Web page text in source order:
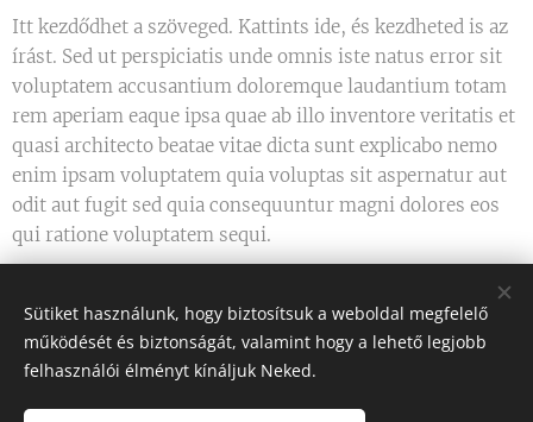
Itt kezdődhet a szöveged. Kattints ide, és kezdheted is az
írást. Sed ut perspiciatis unde omnis iste natus error sit
voluptatem accusantium doloremque laudantium totam
rem aperiam eaque ipsa quae ab illo inventore veritatis et
quasi architecto beatae vitae dicta sunt explicabo nemo
enim ipsam voluptatem quia voluptas sit aspernatur aut
odit aut fugit sed quia consequuntur magni dolores eos
qui ratione voluptatem sequi.
Share
Sütiket használunk, hogy biztosítsuk a weboldal megfelelő
működését és biztonságát, valamint hogy a lehető legjobb
felhasználói élményt kínáljuk Neked.